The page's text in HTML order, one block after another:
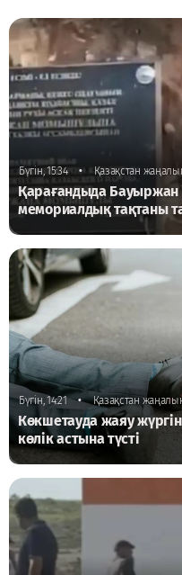
Бүгін, 15:34 • Қазақстан
Қарағандыда
мемориалдық тақтаны
Бүгін, 14:21 • Қазақстан
Көкшетауда жаяу
көлік астына түсті